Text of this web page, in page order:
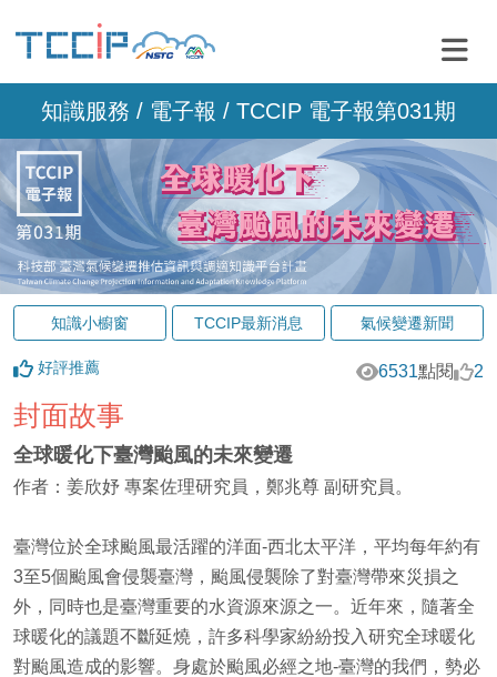
知識服務 / 電子報 / TCCIP 電子報第031期
知識小櫥窗 TCCIP最新消息 氣候變遷新聞
好評推薦 6531點閱 2
封面故事
全球暖化下臺灣颱風的未來變遷
作者：姜欣妤 專案佐理研究員，鄭兆尊 副研究員。
臺灣位於全球颱風最活躍的洋面-西北太平洋，平均每年約有
3至5個颱風會侵襲臺灣，颱風侵襲除了對臺灣帶來災損之
外，同時也是臺灣重要的水資源來源之一。近年來，隨著全
球暖化的議題不斷延燒，許多科學家紛紛投入研究全球暖化
對颱風造成的影響。身處於颱風必經之地-臺灣的我們，勢必